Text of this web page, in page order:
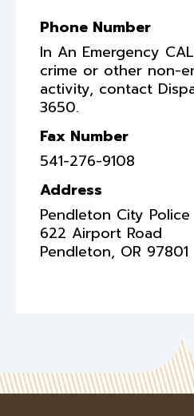
Phone Number
In An Emergency
crime or other non-
activity, contact
3650.
Fax Number
541-276-9108
Address
Pendleton City Police
622 Airport Road
Pendleton, OR 97801